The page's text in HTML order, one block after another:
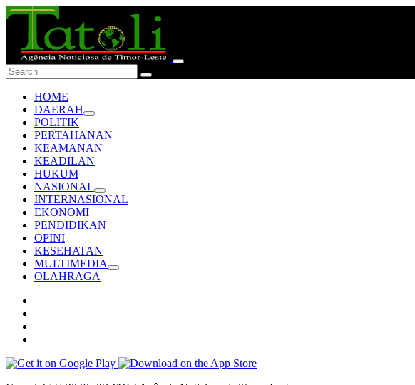
HOME
DAERAH
POLITIK
PERTAHANAN
KEAMANAN
KEADILAN
HUKUM
NASIONAL
INTERNASIONAL
EKONOMI
PENDIDIKAN
OPINI
KESEHATAN
MULTIMEDIA
OLAHRAGA